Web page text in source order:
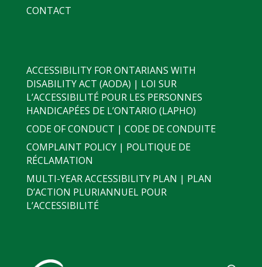
CONTACT
ACCESSIBILITY FOR ONTARIANS WITH
DISABILITY ACT (AODA) | LOI SUR
L’ACCESSIBILITÉ POUR LES PERSONNES
HANDICAPÉES DE L’ONTARIO (LAPHO)
CODE OF CONDUCT | CODE DE CONDUITE
COMPLAINT POLICY | POLITIQUE DE
RÉCLAMATION
MULTI-YEAR ACCESSIBILITY PLAN | PLAN
D’ACTION PLURIANNUEL POUR
L’ACCESSIBILITÉ